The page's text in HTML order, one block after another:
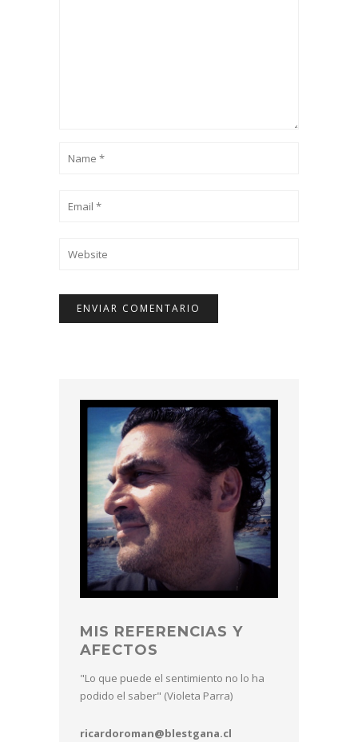
MIS REFERENCIAS Y
AFECTOS
"Lo que puede el sentimiento no lo ha
podido el saber" (Violeta Parra)
ricardoroman@blestgana.cl